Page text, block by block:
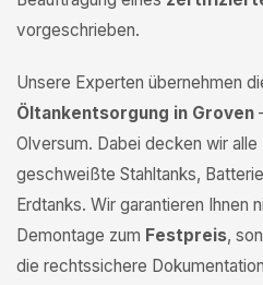
vorgeschrieben.
Unsere Experten übernehmen
Öltankentsorgung in Groven
Olversum. Dabei decken wir
geschweißte Stahltanks,
Erdtanks. Wir garantieren Ihnen
Demontage zum Festpreis,
die rechtssichere